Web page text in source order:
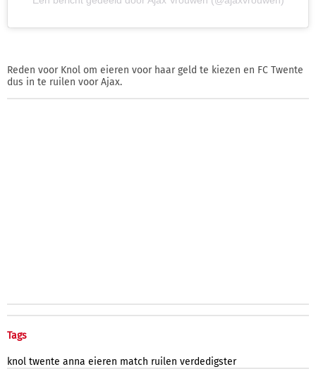
Reden voor Knol om eieren voor haar geld te kiezen en FC Twente
dus in te ruilen voor Ajax.
Tags
knol twente anna eieren match ruilen verdedigster